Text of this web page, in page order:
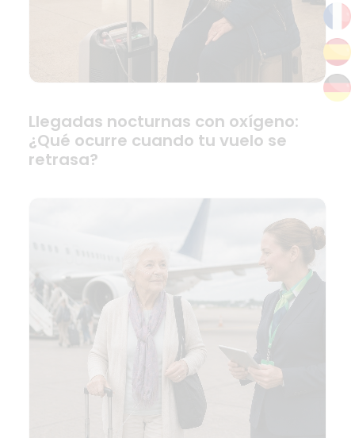
Llegadas nocturnas con oxígeno:
¿Qué ocurre cuando tu vuelo se
retrasa?